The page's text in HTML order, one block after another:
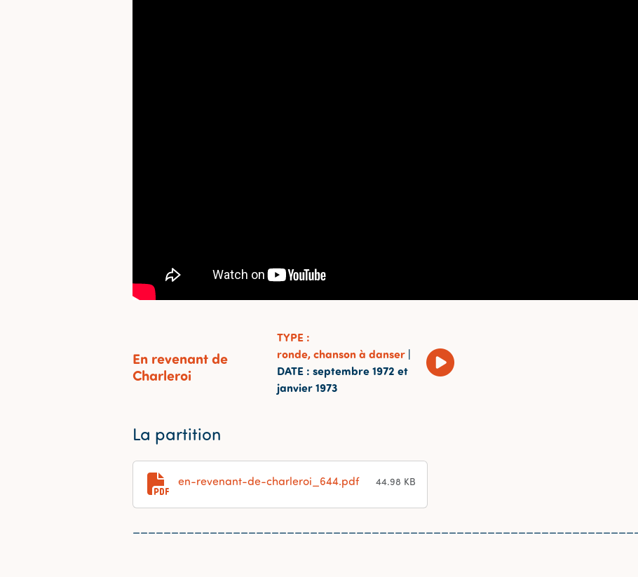
En revenant de
Charleroi
TYPE :
ronde, chanson à danser |
DATE : septembre 1972 et
janvier 1973
La partition
en-revenant-de-charleroi_644.pdf 44.98 KB